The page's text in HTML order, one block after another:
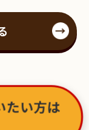
たい方は